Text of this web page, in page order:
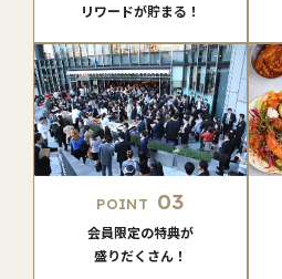
リワードが貯まる！
POINT 03
会員限定の特典が
盛りだくさん！